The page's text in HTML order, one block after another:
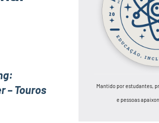
– Touros
Mantido por estudantes,
e pessoas